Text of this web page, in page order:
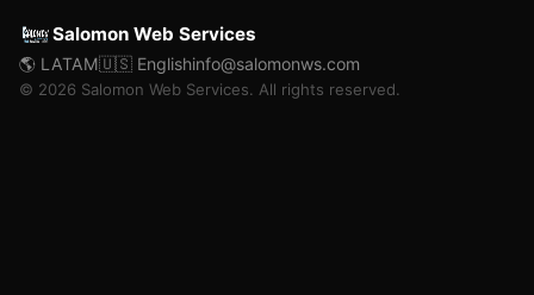
Salomon Web Services
🌎 LATAM🇺🇸 Englishinfo@salomonws.com
© 2026 Salomon Web Services. All rights reserved.